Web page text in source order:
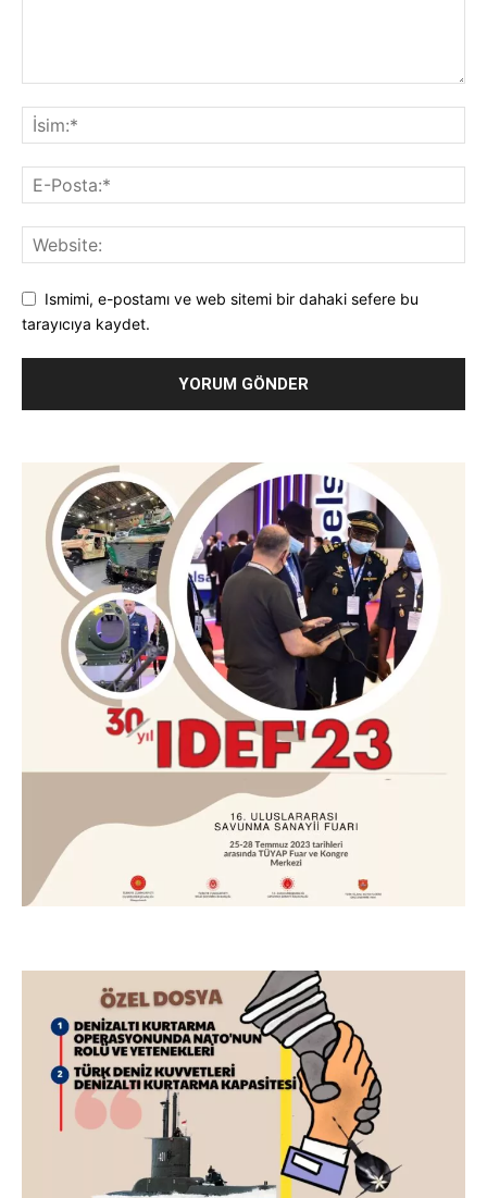
Ismimi, e-postamı ve web sitemi bir dahaki sefere bu
tarayıcıya kaydet.